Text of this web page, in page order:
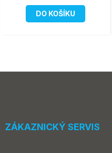
DO KOŠÍKU
ZÁKAZNICKÝ SERVIS